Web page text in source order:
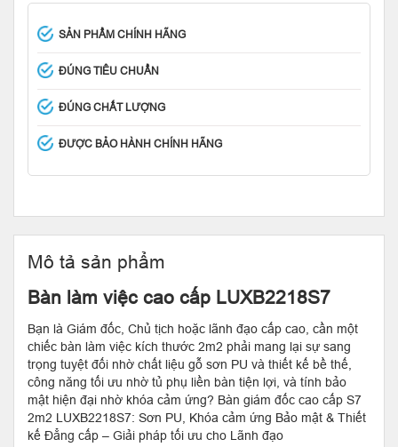
SẢN PHẨM CHÍNH HÃNG
ĐÚNG TIÊU CHUẨN
ĐÚNG CHẤT LƯỢNG
ĐƯỢC BẢO HÀNH CHÍNH HÃNG
Mô tả sản phẩm
Bàn làm việc cao cấp LUXB2218S7
Bạn là Giám đốc, Chủ tịch hoặc lãnh đạo cấp cao, cần một
chiếc bàn làm việc kích thước 2m2 phải mang lại sự sang
trọng tuyệt đối nhờ chất liệu gỗ sơn PU và thiết kế bề thế,
công năng tối ưu nhờ tủ phụ liền bàn tiện lợi, và tính bảo
mật hiện đại nhờ khóa cảm ứng? Bàn giám đốc cao cấp S7
2m2 LUXB2218S7: Sơn PU, Khóa cảm ứng Bảo mật & Thiết
kế Đẳng cấp – Giải pháp tối ưu cho Lãnh đạo